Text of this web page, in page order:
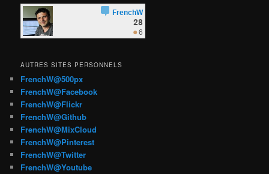
AUTRES SITES PERSONNELS
FrenchW@500px
FrenchW@Facebook
FrenchW@Flickr
FrenchW@Github
FrenchW@MixCloud
FrenchW@Pinterest
FrenchW@Twitter
FrenchW@Youtube